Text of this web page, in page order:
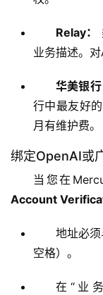
Relay：
业务描述。对
华美银
行中最友好
月有维护费。
绑定OpenAI或
当您在
Account
地址必
空格）。
在“业